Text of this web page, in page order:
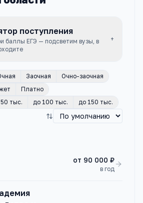
поступления
баллы ЕГЭ — подсветим вузы, в
+
Заочная
Очно-заочная
Платно
тыс. до 100 тыс. до 150 тыс.
от 90 000 ₽
в год